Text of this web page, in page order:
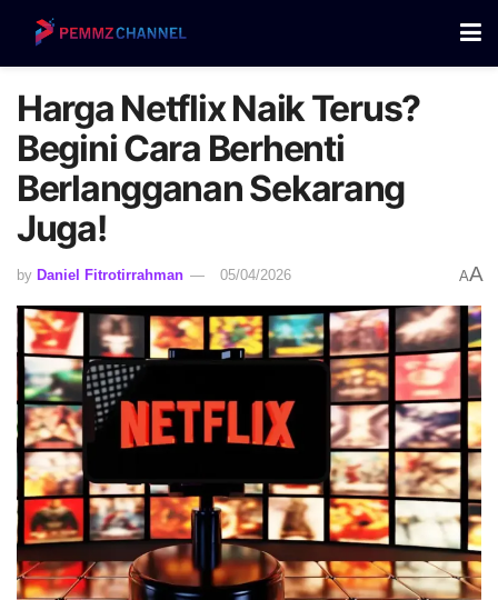
Harga Netflix Naik Terus?
Begini Cara Berhenti
Berlangganan Sekarang
Juga!
by Daniel Fitrotirrahman 05/04/2026 AA